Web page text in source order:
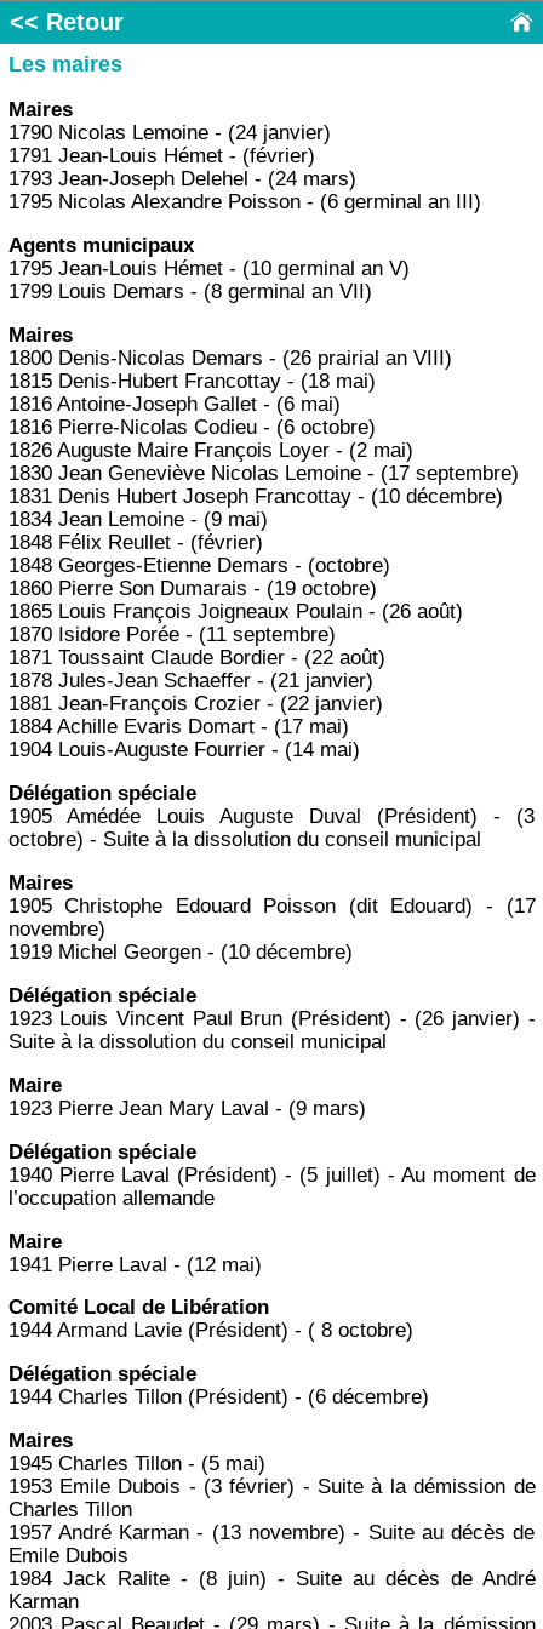
<< Retour
Les maires
Maires
1790 Nicolas Lemoine - (24 janvier)
1791 Jean-Louis Hémet - (février)
1793 Jean-Joseph Delehel - (24 mars)
1795 Nicolas Alexandre Poisson - (6 germinal an III)
Agents municipaux
1795 Jean-Louis Hémet - (10 germinal an V)
1799 Louis Demars - (8 germinal an VII)
Maires
1800 Denis-Nicolas Demars - (26 prairial an VIII)
1815 Denis-Hubert Francottay - (18 mai)
1816 Antoine-Joseph Gallet - (6 mai)
1816 Pierre-Nicolas Codieu - (6 octobre)
1826 Auguste Maire François Loyer - (2 mai)
1830 Jean Geneviève Nicolas Lemoine - (17 septembre)
1831 Denis Hubert Joseph Francottay - (10 décembre)
1834 Jean Lemoine - (9 mai)
1848 Félix Reullet - (février)
1848 Georges-Etienne Demars - (octobre)
1860 Pierre Son Dumarais - (19 octobre)
1865 Louis François Joigneaux Poulain - (26 août)
1870 Isidore Porée - (11 septembre)
1871 Toussaint Claude Bordier - (22 août)
1878 Jules-Jean Schaeffer - (21 janvier)
1881 Jean-François Crozier - (22 janvier)
1884 Achille Evaris Domart - (17 mai)
1904 Louis-Auguste Fourrier - (14 mai)
Délégation spéciale
1905 Amédée Louis Auguste Duval (Président) - (3
octobre) - Suite à la dissolution du conseil municipal
Maires
1905 Christophe Edouard Poisson (dit Edouard) - (17
novembre)
1919 Michel Georgen - (10 décembre)
Délégation spéciale
1923 Louis Vincent Paul Brun (Président) - (26 janvier) -
Suite à la dissolution du conseil municipal
Maire
1923 Pierre Jean Mary Laval - (9 mars)
Délégation spéciale
1940 Pierre Laval (Président) - (5 juillet) - Au moment de
l’occupation allemande
Maire
1941 Pierre Laval - (12 mai)
Comité Local de Libération
1944 Armand Lavie (Président) - ( 8 octobre)
Délégation spéciale
1944 Charles Tillon (Président) - (6 décembre)
Maires
1945 Charles Tillon - (5 mai)
1953 Emile Dubois - (3 février) - Suite à la démission de
Charles Tillon
1957 André Karman - (13 novembre) - Suite au décès de
Emile Dubois
1984 Jack Ralite - (8 juin) - Suite au décès de André
Karman